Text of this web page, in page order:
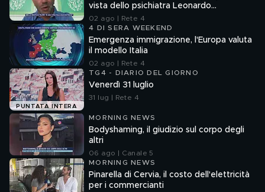
vista dello psichiatra Leonardo
Mendolicchio
02 ago | Rete 4
4 DI SERA WEEKEND
Emergenza immigrazione, l'Europa valuta
il modello Italia
02 ago | Rete 4
PUNTATA INTERA
TG4 - DIARIO DEL GIORNO
Venerdì 31 luglio
31 lug | Rete 4
MORNING NEWS
Bodyshaming, il giudizio sul corpo degli
altri
06 ago | Canale 5
MORNING NEWS
Pinarella di Cervia, il costo dell'elettricità
per i commercianti